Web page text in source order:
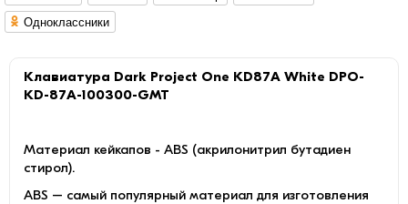
Одноклассники
Клавиатура Dark Project One KD87A White DPO-
KD-87A-100300-GMT
Материал кейкапов - ABS (акрилонитрил бутадиен
стирол).
ABS – самый популярный материал для изготовления